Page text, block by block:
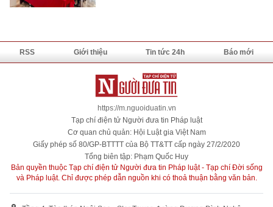
RSS Giới thiệu Tin tức 24h Báo mới
https://m.nguoiduatin.vn
Tạp chí điện tử Người đưa tin Pháp luật
Cơ quan chủ quản: Hội Luật gia Việt Nam
Giấy phép số 80/GP-BTTTT của Bộ TT&TT cấp ngày 27/2/2020
Tổng biên tập: Phạm Quốc Huy
Bản quyền thuộc Tạp chí điện tử Người đưa tin Pháp luật - Tạp chí Đời sống
và Pháp luật. Chỉ được phép dẫn nguồn khi có thoả thuận bằng văn bản.